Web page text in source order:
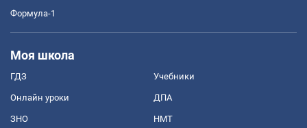
Формула-1
Моя школа
ГДЗ Учебники
Онлайн уроки ДПА
ЗНО НМТ